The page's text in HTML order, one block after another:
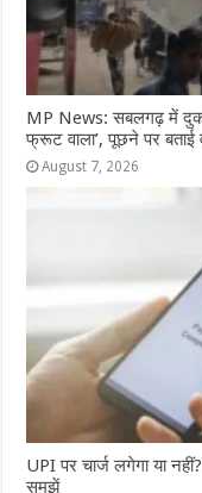
MP News: सबलगढ़ में
फ्रूट वाला’, पूछने पर
August 7, 2026
UPI पर चार्ज लगेगा या
समझें